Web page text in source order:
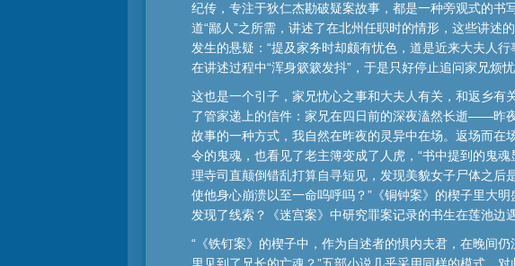
纪传，专注于狄仁杰勘破疑案故事，都是一种旁观式的
道“鄙人”之所需，讲述了在北州任职时的情形，这些讲述
发生的悬疑：“提及家务时却颇有忧色，道是近来大夫人
在讲述过程中“浑身簌簌发抖”，于是只好停止追问家兄烦忧
这也是一个引子，家兄忧心之事和大夫人有关，和返乡有
了管家递上的信件：家兄在四日前的深夜溘然长逝——昨
故事的一种方式，我自然在昨夜的灵异中在场。返场而
令的鬼魂，也看见了老主簿变成了人虎，“书中提到的鬼
理寺司直颠倒错乱打算自寻短见，发现美貌女子尸体之后
使他身心崩溃以至一命呜呼吗？”《铜钟案》的楔子里大
发现了线索？《迷宫案》中研究罪案记录的书生在莲池
“《铁钉案》的楔子中，作为自述者的惧内夫君，在晚间